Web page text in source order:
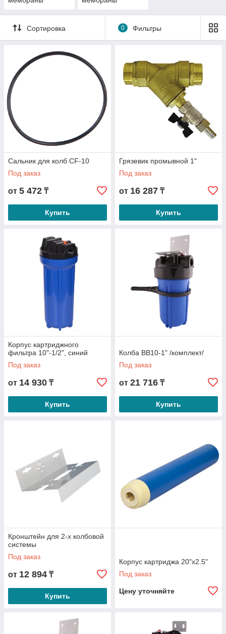
Сортировка 0 Фильтры
Сальник для колб CF-10
Под заказ
от 5 472 ₸
Купить
Грязевик промывной 1"
Под заказ
от 16 287 ₸
Купить
Корпус картриджного
фильтра 10"-1/2", синий
Под заказ
от 14 930 ₸
Купить
Колба BB10-1" /комплект/
Под заказ
от 21 716 ₸
Купить
Кронштейн для 2-х колбовой
системы
Под заказ
от 12 894 ₸
Купить
Корпус картриджа 20"х2.5"
Под заказ
Цену уточняйте